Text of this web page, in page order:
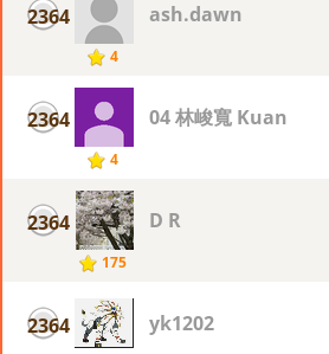
2364
4
ash.dawn
2364
4
04 林峻寬 Kuan
2364
175
D R
2364 yk1202